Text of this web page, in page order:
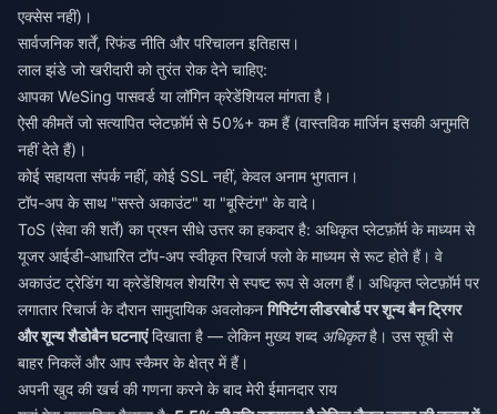
एक्सेस नहीं)।
सार्वजनिक शर्तें, रिफंड नीति और परिचालन इतिहास।
लाल झंडे जो खरीदारी को तुरंत रोक देने चाहिए:
आपका WeSing पासवर्ड या लॉगिन क्रेडेंशियल मांगता है।
ऐसी कीमतें जो सत्यापित प्लेटफ़ॉर्म से 50%+ कम हैं (वास्तविक मार्जिन इसकी अनुमति
नहीं देते हैं)।
कोई सहायता संपर्क नहीं, कोई SSL नहीं, केवल अनाम भुगतान।
टॉप-अप के साथ "सस्ते अकाउंट" या "बूस्टिंग" के वादे।
ToS (सेवा की शर्तें) का प्रश्न सीधे उत्तर का हकदार है: अधिकृत प्लेटफ़ॉर्म के माध्यम से
यूजर आईडी-आधारित टॉप-अप स्वीकृत रिचार्ज फ्लो के माध्यम से रूट होते हैं। वे
अकाउंट ट्रेडिंग या क्रेडेंशियल शेयरिंग से स्पष्ट रूप से अलग हैं। अधिकृत प्लेटफ़ॉर्म पर
लगातार रिचार्ज के दौरान सामुदायिक अवलोकनगिफ्टिंग लीडरबोर्ड पर शून्य बैन ट्रिगर
और शून्य शैडोबैन घटनाएंदिखाता है — लेकिन मुख्य शब्द अधिकृतहै। उस सूची से
बाहर निकलें और आप स्कैमर के क्षेत्र में हैं।
अपनी खुद की खर्च की गणना करने के बाद मेरी ईमानदार राय